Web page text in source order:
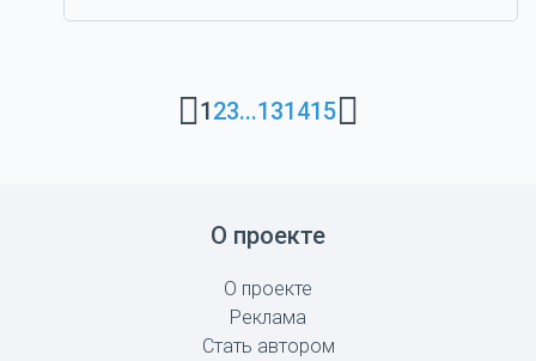
123...131415
О проекте
О проекте
Реклама
Стать автором